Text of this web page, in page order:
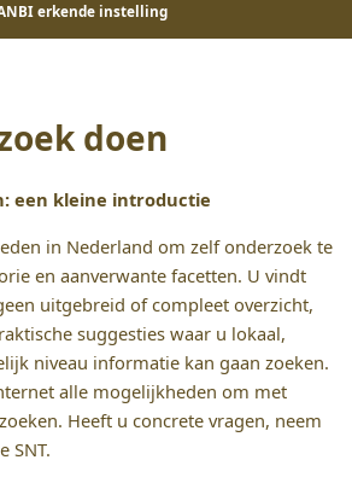
erkende instelling
doen
een kleine introductie
in Nederland om zelf onderzoek te
en aanverwante facetten. U vindt
uitgebreid of compleet overzicht,
suggesties waar u lokaal,
niveau informatie kan gaan zoeken.
alle mogelijkheden om met
Heeft u concrete vragen, neem
SNT.